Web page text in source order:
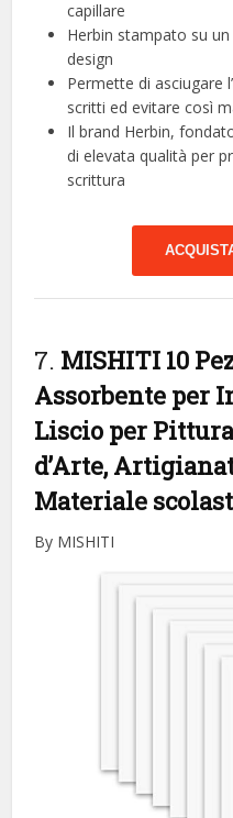
capillare
Herbin stampato su
design
Permette di asciugare
scritti ed evitare così
Il brand Herbin,
di elevata qualità per
scrittura
7. MISHITI 10
Assorbente per
Liscio per
d’Arte,
Materiale
By MISHITI